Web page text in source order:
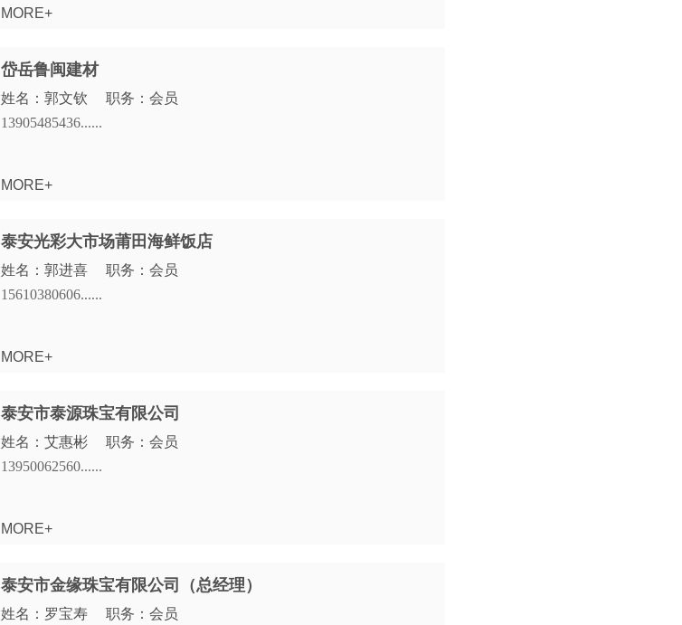
MORE+
岱岳鲁闽建材
姓名：郭文钦 职务：会员
13905485436......
MORE+
泰安光彩大市场莆田海鲜饭店
姓名：郭进喜 职务：会员
15610380606......
MORE+
泰安市泰源珠宝有限公司
姓名：艾惠彬 职务：会员
13950062560......
MORE+
泰安市金缘珠宝有限公司（总经理）
姓名：罗宝寿 职务：会员